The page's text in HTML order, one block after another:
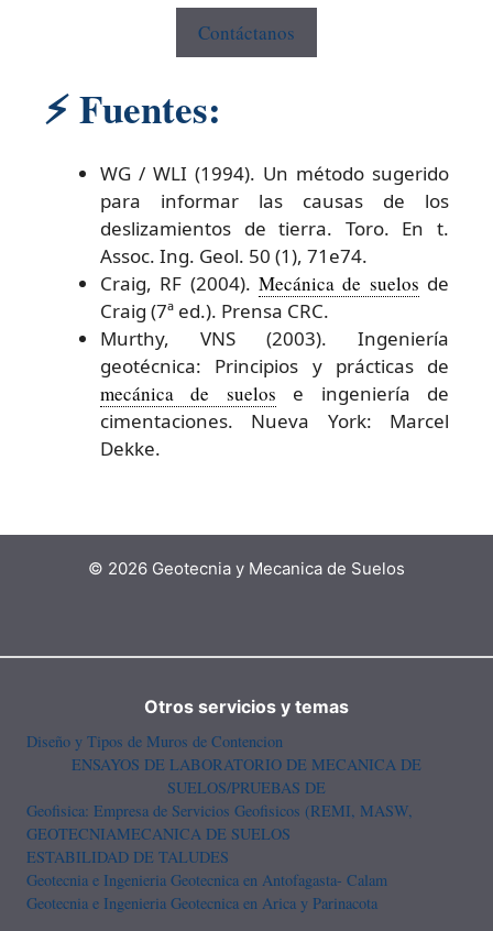
Contáctanos
⚡Fuentes:
WG / WLI (1994). Un método sugerido
para informar las causas de los
deslizamientos de tierra. Toro. En t.
Assoc. Ing. Geol. 50 (1), 71e74.
Craig, RF (2004). Mecánica de suelos de
Craig (7ª ed.). Prensa CRC.
Murthy, VNS (2003). Ingeniería
geotécnica: Principios y prácticas de
mecánica de suelos e ingeniería de
cimentaciones. Nueva York: Marcel
Dekke.
© 2026 Geotecnia y Mecanica de Suelos
Otros servicios y temas
Diseño y Tipos de Muros de Contencion
ENSAYOS DE LABORATORIO DE MECANICA DE
SUELOS/PRUEBAS DE
Geofisica: Empresa de Servicios Geofisicos (REMI, MASW,
GEOTECNIAMECANICA DE SUELOS
ESTABILIDAD DE TALUDES
Geotecnia e Ingenieria Geotecnica en Antofagasta- Calam
Geotecnia e Ingenieria Geotecnica en Arica y Parinacota